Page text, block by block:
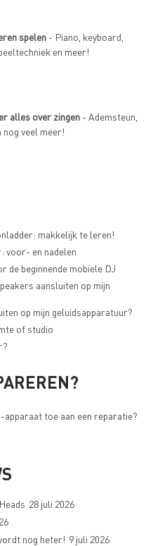
spelen - Piano, keyboard,
en meer!
alles over zingen - Ademsteun,
veel meer!
makkelijk te leren!
voor- en nadelen
de beginnende mobiele DJ
aansluiten op mijn
op mijn geluidsapparatuur?
of studio
toe aan een reparatie?
28 juli 2026
nog heter! 9 juli 2026